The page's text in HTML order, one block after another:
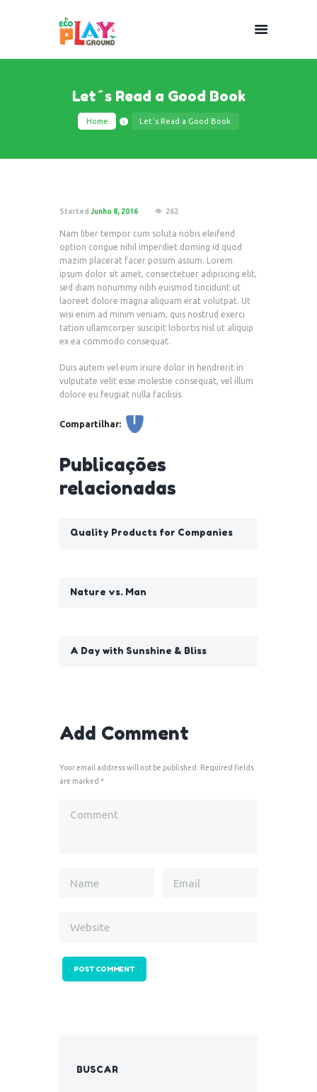
Let´s Read a Good Book
Home Let´s Read a Good Book
Started Junho 8, 2016 262
Nam liber tempor cum soluta nobis eleifend
option congue nihil imperdiet doming id quod
mazim placerat facer possim assum. Lorem
ipsum dolor sit amet, consectetuer adipiscing elit,
sed diam nonummy nibh euismod tincidunt ut
laoreet dolore magna aliquam erat volutpat. Ut
wisi enim ad minim veniam, quis nostrud exerci
tation ullamcorper suscipit lobortis nisl ut aliquip
ex ea commodo consequat.
Duis autem vel eum iriure dolor in hendrerit in
vulputate velit esse molestie consequat, vel illum
dolore eu feugiat nulla facilisis.
Compartilhar:
Publicações
relacionadas
Quality Products for Companies
Nature vs. Man
A Day with Sunshine & Bliss
Add Comment
Your email address will not be published. Required fields
are marked *
BUSCAR